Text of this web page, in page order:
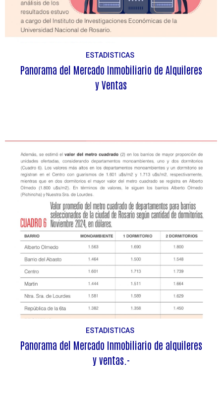
ESTADISTICAS
Panorama del Mercado Inmobiliario de Alquileres
y Ventas
ESTADISTICAS
Panorama del Mercado Inmobiliario de alquileres
y ventas.-